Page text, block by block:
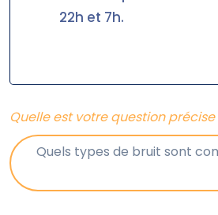
22h et 7h.
Quelle est votre question précise